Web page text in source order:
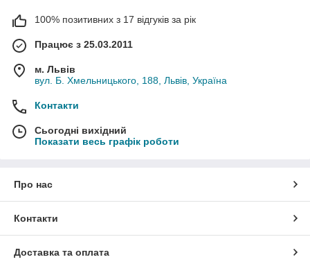
100% позитивних з 17 відгуків за рік
Працює з 25.03.2011
м. Львів
вул. Б. Хмельницького, 188, Львів, Україна
Контакти
Сьогодні вихідний
Показати весь графік роботи
Про нас
Контакти
Доставка та оплата